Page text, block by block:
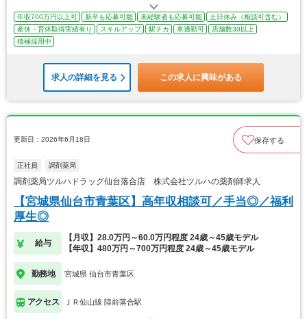
年収700万円以上可 新卒も応募可能 未経験者も応募可能
土日休み（相談可含む）
産休・育休取得実績有り
スキルアップ 駅チカ 車通勤可
店舗数30以上
積極採用中
求人の詳細を見る この求人に興味がある
更新日：2026年6月18日 保存する
正社員 調剤薬局
調剤薬局ツルハドラッグ仙台落合店 株式会社ツルハの薬剤師求人
【宮城県仙台市青葉区】高年収相談可／手当◎／福利
厚生◎
給与
【月収】28.0万円～60.0万円程度 24歳～45歳モデル
【年収】480万円～700万円程度 24歳～45歳モデル
勤務地 宮城県 仙台市青葉区
アクセス ＪＲ仙山線 陸前落合駅